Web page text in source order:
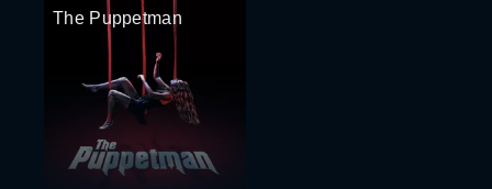
The Puppetman